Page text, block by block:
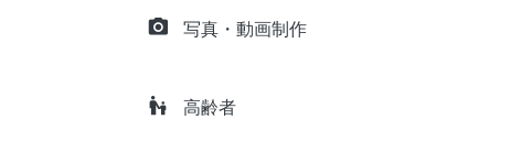
camera_alt 写真・動画制作
escalator_warning 高齢者